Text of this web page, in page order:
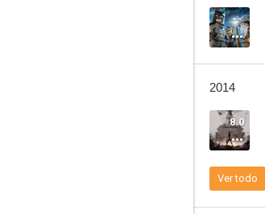
--
2014
8.0
Ver todo